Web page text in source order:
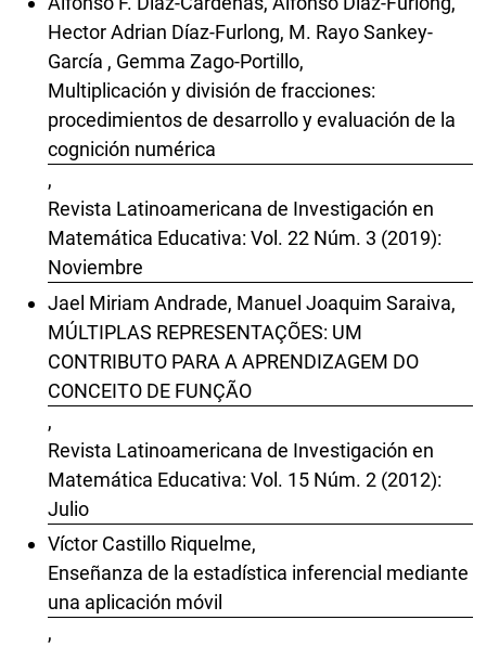
Hector Adrian Díaz-Furlong, M. Rayo Sankey-
García , Gemma Zago-Portillo,
Multiplicación y división de fracciones:
procedimientos de desarrollo y evaluación de la
cognición numérica
,
Revista Latinoamericana de Investigación en
Matemática Educativa: Vol. 22 Núm. 3 (2019):
Noviembre
Jael Miriam Andrade, Manuel Joaquim Saraiva,
MÚLTIPLAS REPRESENTAÇÕES: UM
CONTRIBUTO PARA A APRENDIZAGEM DO
CONCEITO DE FUNÇÃO
,
Revista Latinoamericana de Investigación en
Matemática Educativa: Vol. 15 Núm. 2 (2012):
Julio
Víctor Castillo Riquelme,
Enseñanza de la estadística inferencial mediante
una aplicación móvil
,